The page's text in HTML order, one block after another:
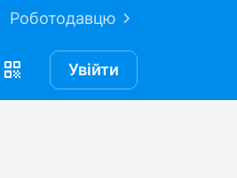
Роботодавцю
Увійти